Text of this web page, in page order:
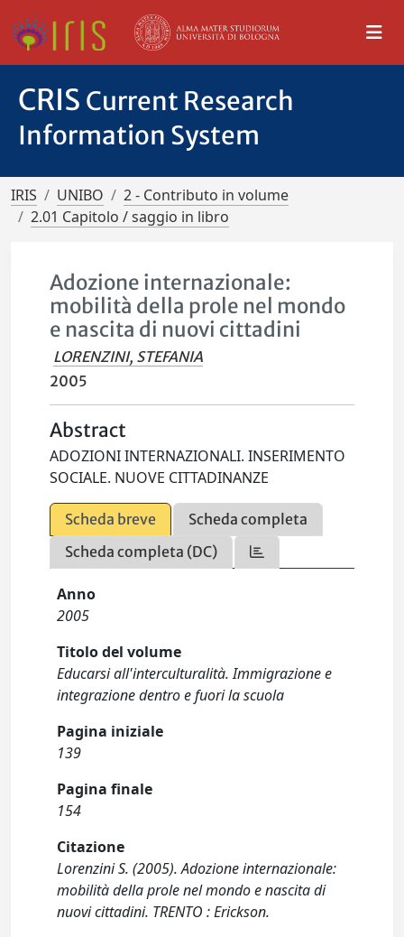
CRIS Current Research
Information System
IRIS UNIBO
2 - Contributo in volume
2.01 Capitolo / saggio in libro
Adozione internazionale:
mobilità della prole nel mondo
e nascita di nuovi cittadini
LORENZINI, STEFANIA
2005
Abstract
ADOZIONI INTERNAZIONALI. INSERIMENTO
SOCIALE. NUOVE CITTADINANZE
Scheda breve
Scheda completa
Scheda completa (DC)
Anno
2005
Titolo del volume
Educarsi all'interculturalità. Immigrazione e
integrazione dentro e fuori la scuola
Pagina iniziale
139
Pagina finale
154
Citazione
Lorenzini S. (2005). Adozione internazionale:
mobilità della prole nel mondo e nascita di
nuovi cittadini. TRENTO : Erickson.